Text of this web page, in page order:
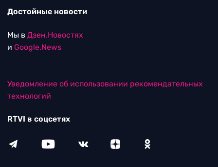
Достойные новости
Мы в Дзен.Новостях
и Google.News
Уведомление об использовании рекомендательных
технологий
RTVI в соцсетях